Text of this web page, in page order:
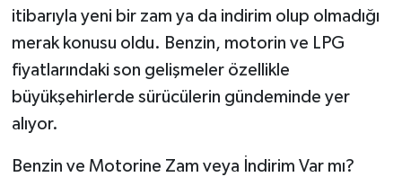
itibarıyla yeni bir zam ya da indirim olup olmadığı
merak konusu oldu. Benzin, motorin ve LPG
fiyatlarındaki son gelişmeler özellikle
büyükşehirlerde sürücülerin gündeminde yer
alıyor.
Benzin ve Motorine Zam veya İndirim Var mı?